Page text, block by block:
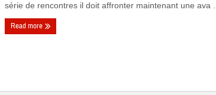
série de rencontres il doit affronter maintenant une ava ...
Read more